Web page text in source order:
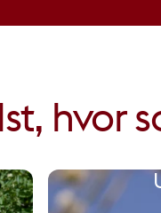
hvor